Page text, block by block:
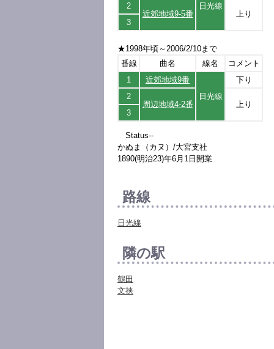
日光線
2
近郊地域9-5番
上り
3
★1998年頃～2006/2/10まで
番線
曲名 線名
コメント
1
近郊地域9番
日光線
下り
2
周辺地域4-2番
上り
3
Status--
かぬま（カヌ）/大宮支社
1890(明治23)年6月1日開業
路線
日光線
隣の駅
鶴田
文挟